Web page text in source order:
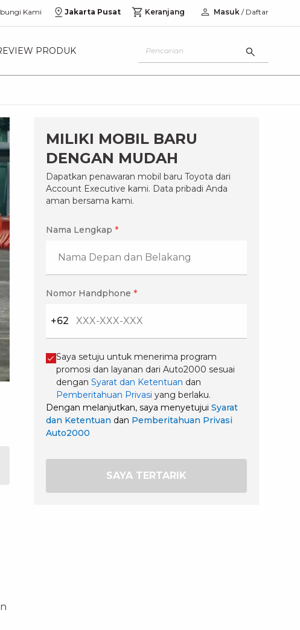
Kami Jakarta Pusat Keranjang Masuk / Daftar
PRODUK
MILIKI MOBIL BARU
DENGAN MUDAH
Dapatkan penawaran mobil baru Toyota dari
Account Executive kami. Data pribadi Anda
aman bersama kami.
Nama Lengkap *
Nomor Handphone *
+62
Saya setuju untuk menerima program
promosi dan layanan dari Auto2000 sesuai
dengan Syarat dan Ketentuan dan
Pemberitahuan Privasi yang berlaku.
Dengan melanjutkan, saya menyetujui Syarat
dan Ketentuan dan Pemberitahuan Privasi
Auto2000
SAYA TERTARIK